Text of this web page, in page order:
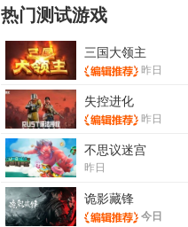
热门测试游戏
三国大领主
昨日
失控进化
昨日
不思议迷宫
昨日
诡影藏锋
今日